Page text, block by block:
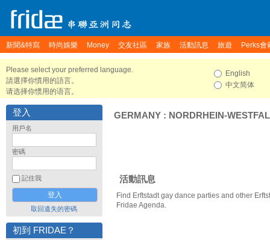
新聞&特寫 時尚娛樂 Money 交友社區 家族 活動訊息 旅遊 Perks會
Please select your preferred language.
請選擇你慣用的語言。
请选择你惯用的语言。
English
中文简体
登入
用戶名
密碼
記住我
取回遺失的密碼
初到 FRIDAE？
GERMANY : NORDRHEIN-
活動訊息
Find Erftstadt gay dance parties and other
Fridae Agenda.